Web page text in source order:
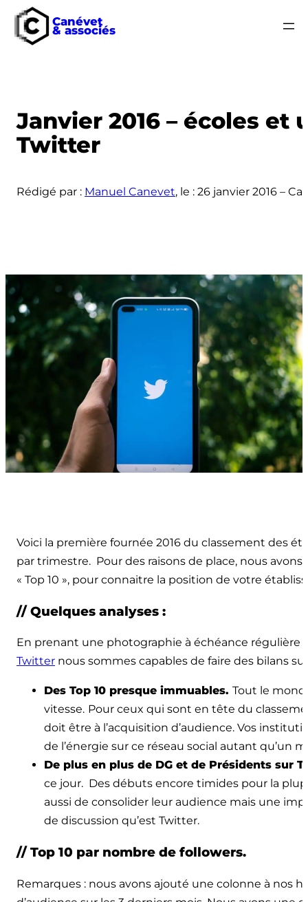
Canévet
& associés
Janvier 2016 – écoles et
Twitter
Rédigé par : Manuel Canevet, le : 26 janvier 2016 –
Voici la première fournée 2016 du classement des
par trimestre. Pour des raisons de place, nous
« Top 10 », pour connaitre la position de votre
// Quelques analyses :
En prenant une photographie à échéance régulière
Twitter nous sommes capables de faire des bilans
Des Top 10 presque immuables. Tout le
vitesse. Pour ceux qui sont en tête du
doit être à l’acquisition d’audience. Vos
de l’énergie sur ce réseau social autant
De plus en plus de DG et de Présidents sur
ce jour. Des débuts encore timides pour la
aussi de consolider leur audience mais une
de discussion qu’est Twitter.
// Top 10 par nombre de followers.
Remarques : nous avons ajouté une colonne à nos